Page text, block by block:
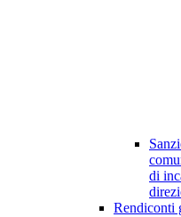
di
Rendiconti